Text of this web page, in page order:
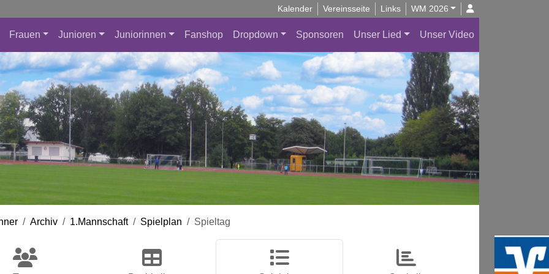
Kalender Vereinsseite Links WM 2026
Frauen Junioren Juniorinnen Fanshop Dropdown Sponsoren Unser Lied Unser Video
Archiv 1.Mannschaft Spielplan Spieltag